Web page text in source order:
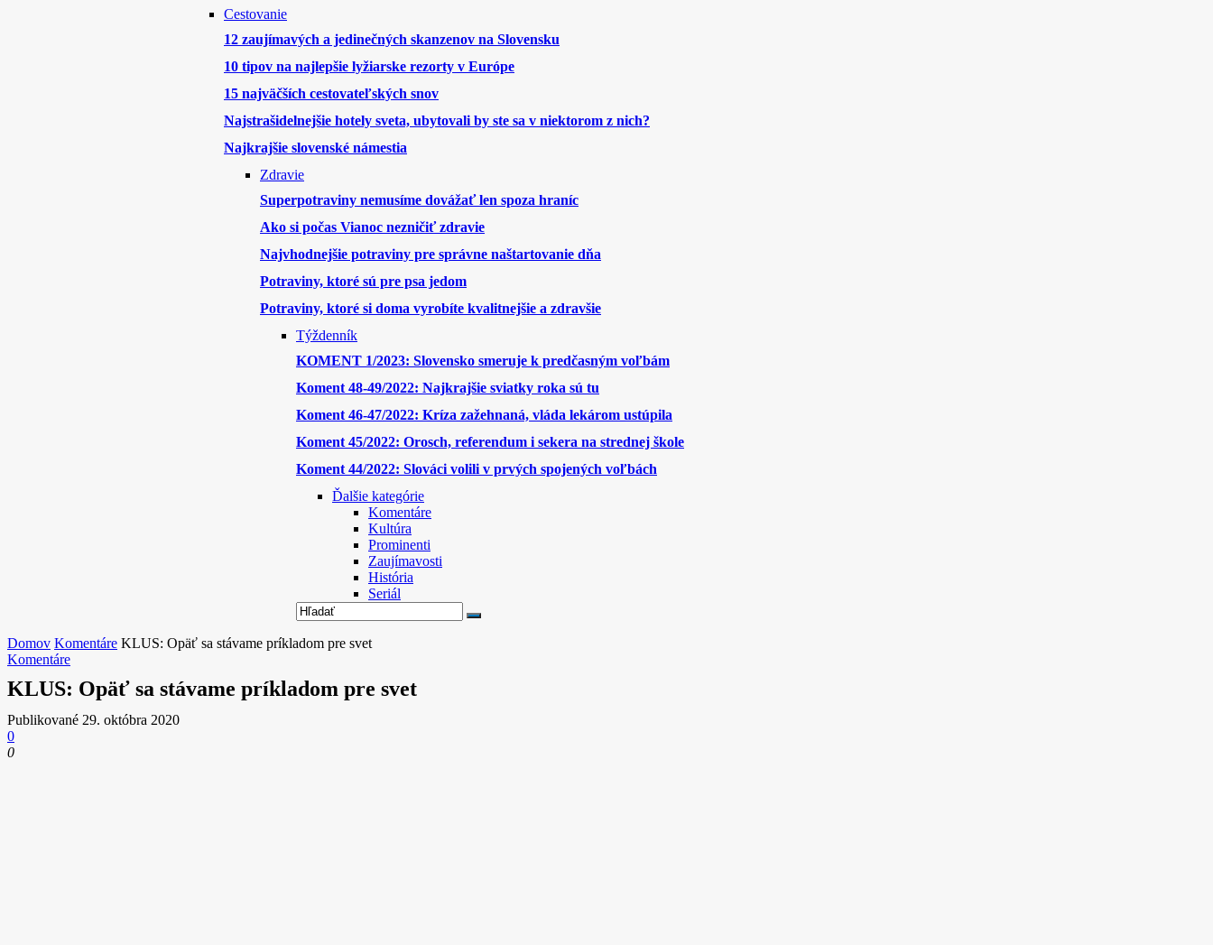
Cestovanie
12 zaujímavých a jedinečných skanzenov na Slovensku
10 tipov na najlepšie lyžiarske rezorty v Európe
15 najväčších cestovateľských snov
Najstrašidelnejšie hotely sveta, ubytovali by ste sa v niektorom z nich?
Najkrajšie slovenské námestia
Zdravie
Superpotraviny nemusíme dovážať len spoza hraníc
Ako si počas Vianoc nezničiť zdravie
Najvhodnejšie potraviny pre správne naštartovanie dňa
Potraviny, ktoré sú pre psa jedom
Potraviny, ktoré si doma vyrobíte kvalitnejšie a zdravšie
Týždenník
KOMENT 1/2023: Slovensko smeruje k predčasným voľbám
Koment 48-49/2022: Najkrajšie sviatky roka sú tu
Koment 46-47/2022: Kríza zažehnaná, vláda lekárom ustúpila
Koment 45/2022: Orosch, referendum i sekera na strednej škole
Koment 44/2022: Slováci volili v prvých spojených voľbách
Ďalšie kategórie
Komentáre
Kultúra
Prominenti
Zaujímavosti
História
Seriál
Domov Komentáre KLUS: Opäť sa stávame príkladom pre svet
Komentáre
KLUS: Opäť sa stávame príkladom pre svet
Publikované 29. októbra 2020
0
0